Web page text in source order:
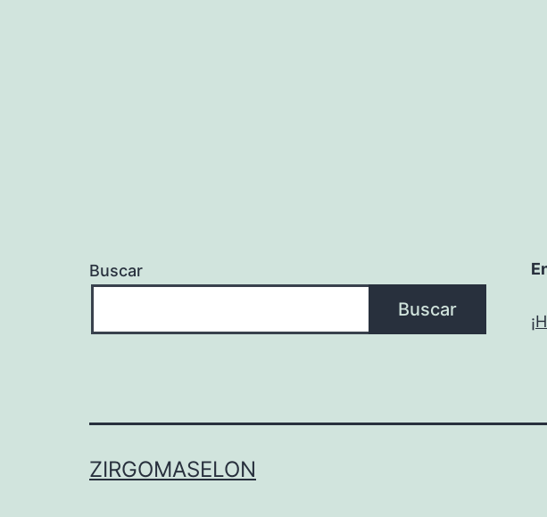
Buscar
Buscar
ZIRGOMASELON